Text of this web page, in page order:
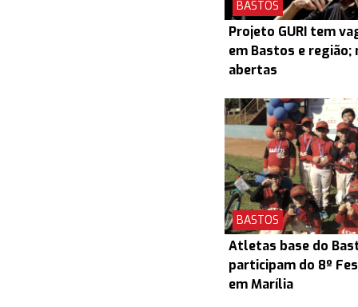
BASTOS
Projeto GURI tem
em Bastos e
abertas
BASTOS
Atletas base do
participam do 8º
em Marília